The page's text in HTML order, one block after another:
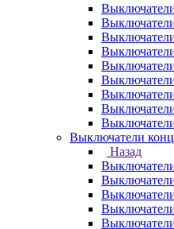
Выключатели
Назад